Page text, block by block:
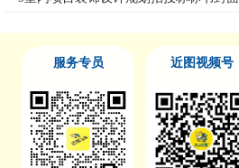
服务专员 近图视频号